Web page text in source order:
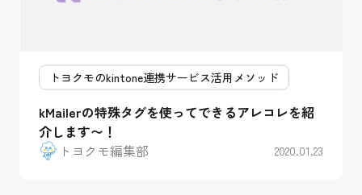
トヨクモのkintone連携サービス活用メソッド
kMailerの特殊タグを使ってできるアレコレを紹
介します〜！
トヨクモ編集部
2020.01.23